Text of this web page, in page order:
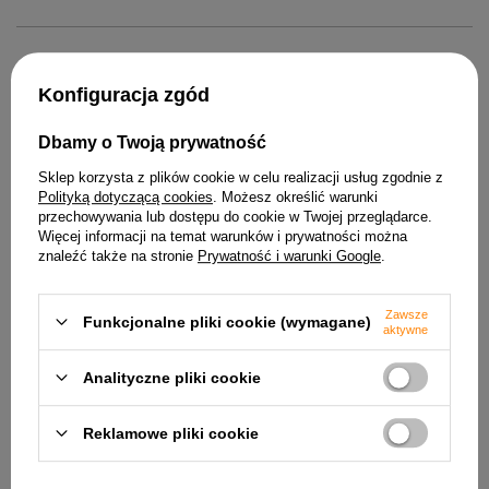
wygodę i estetykę
Postaw na sprawdzone rozwiązania – plafon łazienkowy LED
marki Candellux to gwarancja jakości i niezawodności.
Funkcjonalność, nowoczesny design oraz łatwość montażu
sprawiają, że to oświetlenie sufitowe spełni oczekiwania nawet
najbardziej wymagających użytkowników. Stwórz harmonijną
atmosferę w swoim domu i ciesz się komfortem codziennego
użytkowania, wybierając plafon LED PIXEL do łazienki i innych
pomieszczeń.
39cm Nina Candellux 14-
291,99 zł
Konfiguracja zgód
Dbamy o Twoją prywatność
Sklep korzysta z plików cookie w celu realizacji usług zgodnie z
Polityką dotyczącą cookies . Możesz określić warunki
przechowywania lub dostępu do cookie w Twojej przeglądarce.
Więcej informacji na temat warunków i prywatności można
znaleźć także na stronie Prywatność i warunki Google
Funkcjonalne pliki cookie (wymagane)
Zawsze
aktywne
Analityczne pliki cookie
Reklamowe pliki cookie